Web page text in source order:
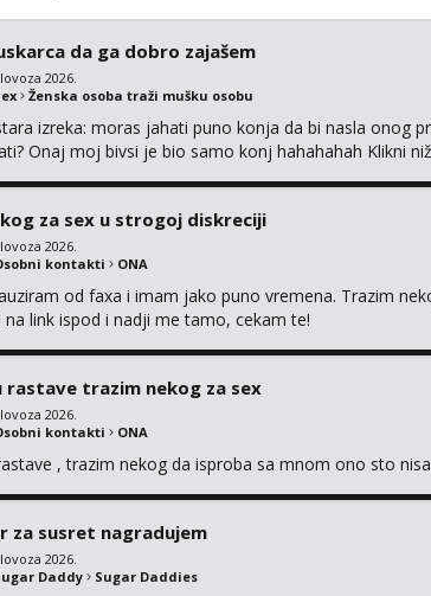
da ga dobro zajašem
2026.
Ženska osoba traži mušku osobu
izreka: moras jahati puno konja da bi nasla onog
Onaj moj bivsi je bio samo konj hahahahah Klikni
za sex u strogoj diskreciji
2026.
kontakti ONA
od faxa i imam jako puno vremena. Trazim
na link ispod i nadji me tamo, cekam te!
rastave trazim nekog za sex
2026.
kontakti ONA
, trazim nekog da isproba sa mnom ono sto
za susret nagradujem
2026.
Daddy Sugar Daddies